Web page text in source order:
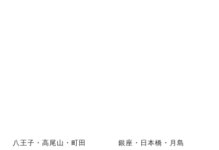
八王子・高尾山・町田 銀座・日本橋・月島